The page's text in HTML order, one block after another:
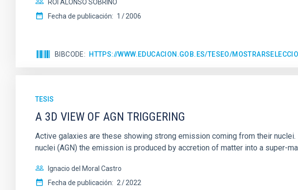
ROI ALONSO SOBRINO
Fecha de publicación: 1 2006
BIBCODE HTTPS://WWW.EDUCACION.GOB.ES/TESEO/
TESIS
A 3D VIEW OF AGN TRIGGERING
Active galaxies are these showing strong emission coming from their
nuclei (AGN) the emission is produced by accretion of matter into a super-
Ignacio del Moral Castro
Fecha de publicación: 2 2022